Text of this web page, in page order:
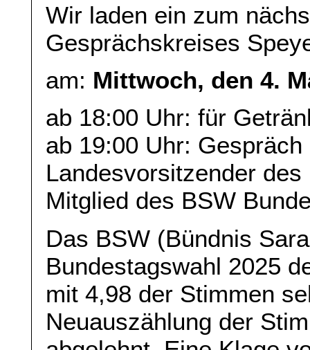
Wir laden ein zum
Gesprächskreises
am: Mittwoch, den 4.
ab 18:00 Uhr: für
ab 19:00 Uhr:
Landesvorsitzender
Mitglied des BSW
Das BSW (Bündnis
Bundestagswahl 2025
mit 4,98 der Stimmen
Neuauszählung der